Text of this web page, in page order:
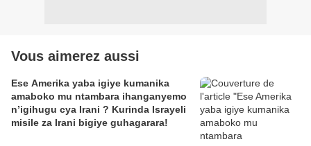
Vous aimerez aussi
Ese Amerika yaba igiye kumanika
amaboko mu ntambara ihanganyemo
n’igihugu cya Irani ? Kurinda Israyeli
misile za Irani bigiye guhagarara!